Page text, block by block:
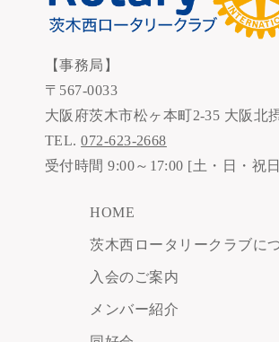
【事務局】
〒567-0033
大阪府茨木市松ヶ本町2-35 大阪北
TEL.072-623-2668
受付時間 9:00～17:00 [土・日・祝
HOME
茨木西ロータリークラブに
入会のご案内
メンバー紹介